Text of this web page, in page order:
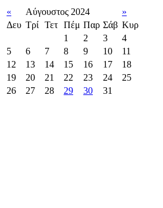
« Αύγουστος 2024
»
Δευ Τρί Τετ Πέμ Παρ Σάβ Κυρ
1
2 3
4
5
6 7 8 9 10
11
12
13 14 15 16 17
18
19
20 21 22 23 24
25
26
27 28 29 30 31